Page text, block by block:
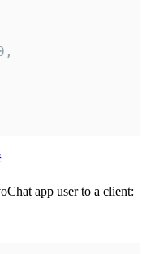
app user to a client: